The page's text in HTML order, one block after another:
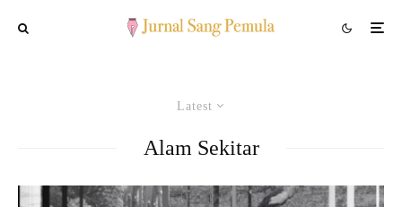
Latest
Alam Sekitar